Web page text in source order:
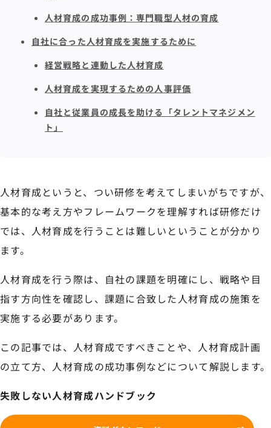
人材育成の成功事例：専門職型人材の育成
自社に合った人材育成を実施するために
経営戦略と連動した人材育成
人材育成を実現するための人事評価
自社と従業員の成長を助ける「タレントマネジメン
ト」
人材育成というと、つい研修を考えてしまいがちですが、
基本的な考え方やフレームワークを理解すれば研修だけ
では、人材育成を行うことは難しいということが分かり
ます。
人材育成を行う際は、自社の課題を明確にし、戦略や目
指す方向性を確認し、課題に合致した人材育成の施策を
実施する必要があります。
この記事では、人材育成ですべきことや、人材育成計画
の立て方、人材育成の成功事例などについて解説します。
失敗しない人材育成ハンドブック